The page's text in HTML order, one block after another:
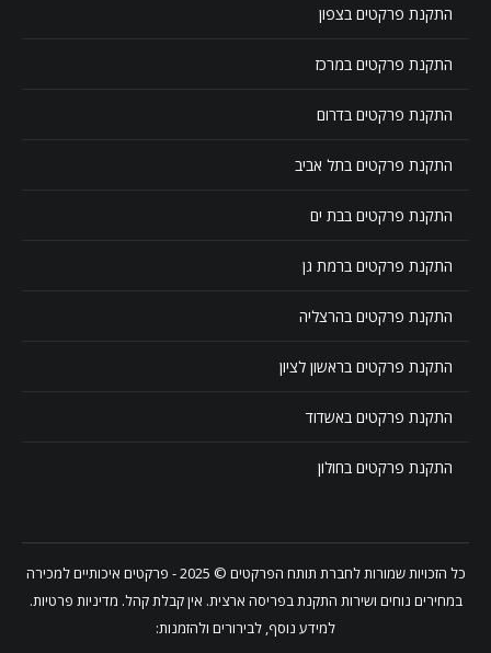
התקנת פרקטים בצפון
התקנת פרקטים במרכז
התקנת פרקטים בדרום
התקנת פרקטים בתל אביב
התקנת פרקטים בבת ים
התקנת פרקטים ברמת גן
התקנת פרקטים בהרצליה
התקנת פרקטים בראשון לציון
התקנת פרקטים באשדוד
התקנת פרקטים בחולון
כל הזכויות שמורות לחברת תותח הפרקטים
© 2025 - פרקטים איכותיים למכירה
במחירים נוחים ושירות התקנת בפריסה ארצית. אין קבלת קהל. מדיניות פרטיות.
למידע נוסף, לבירורים ולהזמנות: